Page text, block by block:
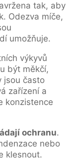
tak, aby
Odezva míče,
umožňuje.
výkyvů
být měkčí,
jsou často
zařízení a
konzistence
ochranu.
nebo
klesnout.